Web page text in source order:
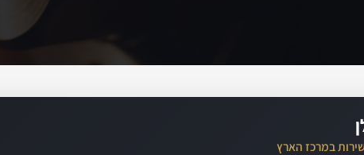
במרכז הארץ